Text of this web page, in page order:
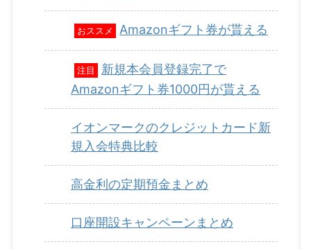
おススメ Amazonギフト券が貰える
注目
新規本会員登録完了で
Amazonギフト券1000円が貰える
イオンマークのクレジットカード新
規入会特典比較
高金利の定期預金まとめ
口座開設キャンペーンまとめ